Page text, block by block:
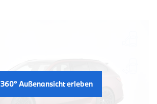
360° Außenansicht erleben